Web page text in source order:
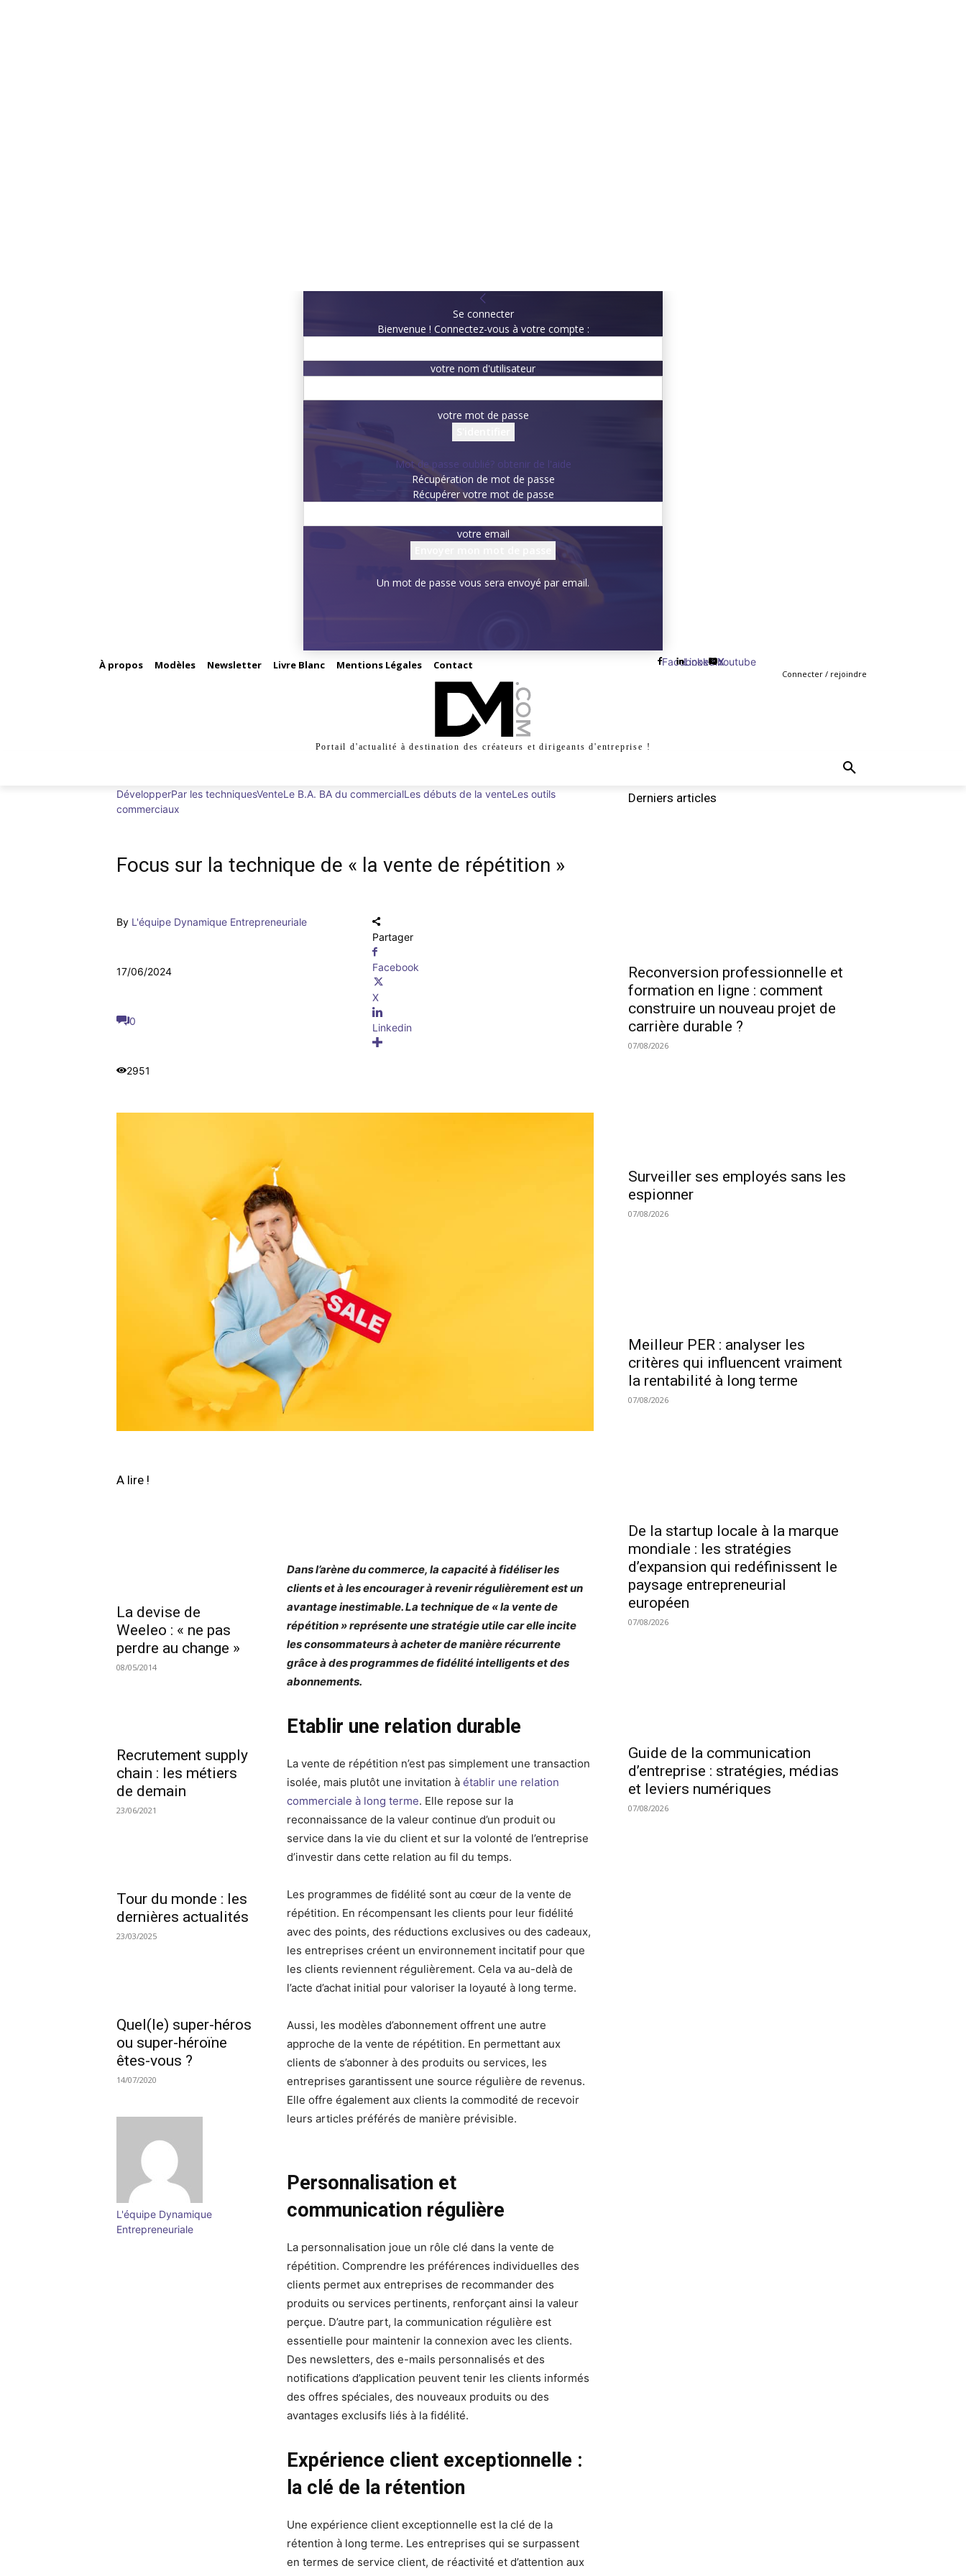
Se connecter
Bienvenue ! Connectez-vous à votre compte :
votre nom d'utilisateur
votre mot de passe
Mot de passe oublié? obtenir de l'aide
Récupération de mot de passe
Récupérer votre mot de passe
votre email
Un mot de passe vous sera envoyé par email.
À propos Modèles Newsletter Livre Blanc Mentions Légales Contact Facebook
Linkedin
X
Youtube
Connecter / rejoindre
Portail d'actualité à destination des créateurs et dirigeants d'entreprise !
DévelopperPar les techniquesVenteLe B.A. BA du commercialLes débuts de la venteLes outils
commerciaux
Focus sur la technique de « la vente de répétition »
By L'équipe Dynamique Entrepreneuriale
17/06/2024
0
2951
Partager
Facebook
X
Linkedin
A lire !
La devise de
Weeleo : « ne pas
perdre au change »
08/05/2014
Recrutement supply
chain : les métiers
de demain
23/06/2021
Tour du monde : les
dernières actualités
23/03/2025
Quel(le) super-héros
ou super-héroïne
êtes-vous ?
14/07/2020
L'équipe Dynamique
Entrepreneuriale
Dans l’arène du commerce, la capacité à fidéliser les
clients et à les encourager à revenir régulièrement est un
avantage inestimable. La technique de « la vente de
répétition » représente une stratégie utile car elle incite
les consommateurs à acheter de manière récurrente
grâce à des programmes de fidélité intelligents et des
abonnements.
Etablir une relation durable
La vente de répétition n’est pas simplement une transaction
isolée, mais plutôt une invitation àétablir une relation
commerciale à long terme. Elle repose sur la
reconnaissance de la valeur continue d’un produit ou
service dans la vie du client et sur la volonté de l’entreprise
d’investir dans cette relation au fil du temps.
Les programmes de fidélité sont au cœur de la vente de
répétition. En récompensant les clients pour leur fidélité
avec des points, des réductions exclusives ou des cadeaux,
les entreprises créent un environnement incitatif pour que
les clients reviennent régulièrement. Cela va au-delà de
l’acte d’achat initial pour valoriser la loyauté à long terme.
Aussi, les modèles d’abonnement offrent une autre
approche de la vente de répétition. En permettant aux
clients de s’abonner à des produits ou services, les
entreprises garantissent une source régulière de revenus.
Elle offre également aux clients la commodité de recevoir
leurs articles préférés de manière prévisible.
Personnalisation et
communication régulière
La personnalisation joue un rôle clé dans la vente de
répétition. Comprendre les préférences individuelles des
clients permet aux entreprises de recommander des
produits ou services pertinents, renforçant ainsi la valeur
perçue. D’autre part, la communication régulière est
essentielle pour maintenir la connexion avec les clients.
Des newsletters, des e-mails personnalisés et des
notifications d’application peuvent tenir les clients informés
des offres spéciales, des nouveaux produits ou des
avantages exclusifs liés à la fidélité.
Expérience client exceptionnelle :
la clé de la rétention
Une expérience client exceptionnelle est la clé de la
rétention à long terme. Les entreprises qui se surpassent
en termes de service client, de réactivité et d’attention aux
Derniers articles
Reconversion professionnelle et
formation en ligne : comment
construire un nouveau projet de
carrière durable ?
07/08/2026
Surveiller ses employés sans les
espionner
07/08/2026
Meilleur PER : analyser les
critères qui influencent vraiment
la rentabilité à long terme
07/08/2026
De la startup locale à la marque
mondiale : les stratégies
d’expansion qui redéfinissent le
paysage entrepreneurial
européen
07/08/2026
Guide de la communication
d’entreprise : stratégies, médias
et leviers numériques
07/08/2026